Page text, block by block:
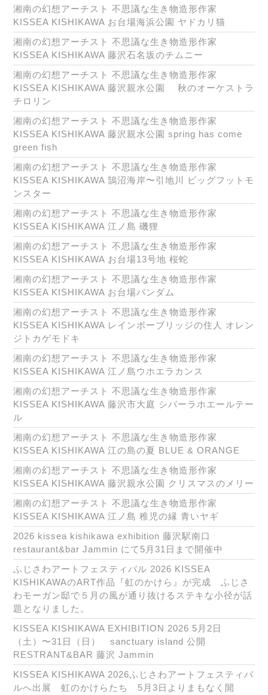
湘南の幻想アーチスト 不思議な生き物造形作家
KISSEA KISHIKAWA お台場海浜公園 ヤドカリ猫
湘南の幻想アーチスト 不思議な生き物造形作家
KISSEA KISHIKAWA 藤沢石名坂のチムニー
湘南の幻想アーチスト 不思議な生き物造形作家
KISSEA KISHIKAWA 藤沢親水公園 秋のオーケストラ
チロリン
湘南の幻想アーチスト 不思議な生き物造形作家
KISSEA KISHIKAWA 藤沢親水公園 spring has come
green fish
湘南の幻想アーチスト 不思議な生き物造形作家
KISSEA KISHIKAWA 鵠沼海岸〜引地川 ビッグフットモ
ンスター
湘南の幻想アーチスト 不思議な生き物造形作家
KISSEA KISHIKAWA 江ノ島 磯狸
湘南の幻想アーチスト 不思議な生き物造形作家
KISSEA KISHIKAWA お台場13号地 桜蛇
湘南の幻想アーチスト 不思議な生き物造形作家
KISSEA KISHIKAWA お台場パンダム
湘南の幻想アーチスト 不思議な生き物造形作家
KISSEA KISHIKAWA レインボーブリッジの住人 オレン
ジトカゲモドキ
湘南の幻想アーチスト 不思議な生き物造形作家
KISSEA KISHIKAWA 江ノ島ウホエラカンス
湘南の幻想アーチスト 不思議な生き物造形作家
KISSEA KISHIKAWA 藤沢市大庭 シバーラホエールテー
ル
湘南の幻想アーチスト 不思議な生き物造形作家
KISSEA KISHIKAWA 江の島の夏 BLUE & ORANGE
湘南の幻想アーチスト 不思議な生き物造形作家
KISSEA KISHIKAWA 藤沢親水公園 クリスマスのメリー
湘南の幻想アーチスト 不思議な生き物造形作家
KISSEA KISHIKAWA 江ノ島 稚児の縁 青いヤギ
2026 kissea kishikawa exhibition 藤沢駅南口
restaurant&bar Jammin にて5月31日まで開催中
ふじさわアートフェスティバル 2026 KISSEA
KISHIKAWAのART作品『虹のかけら』が完成 ふじさ
わモーガン邸で５月の風が通り抜けるステキな小径が話
題となりました。
KISSEA KISHIKAWA EXHIBITION 2026 5月2日
（土）〜31日（日） sanctuary island 公開
RESTRANT&BAR 藤沢 Jammin
KISSEA KISHIKAWA 2026ふじさわアートフェスティバ
ルへ出展 虹のかけらたち 5月3日よりまもなく開